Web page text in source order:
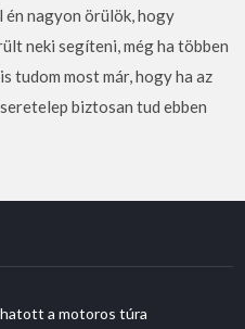
nagyon örülök, hogy
neki segíteni, még ha többen
tudom most már, hogy ha az
biztosan tud ebben
a motoros túra